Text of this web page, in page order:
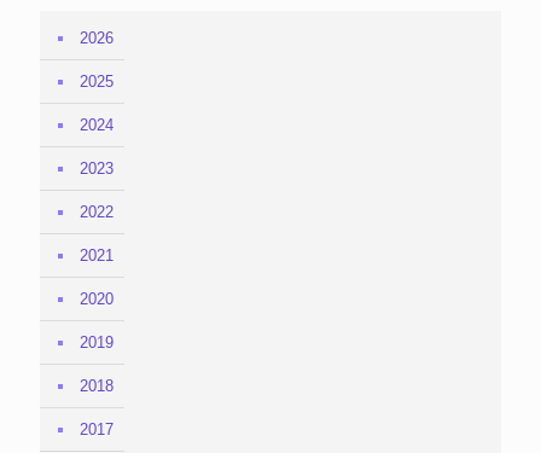
2026
2025
2024
2023
2022
2021
2020
2019
2018
2017